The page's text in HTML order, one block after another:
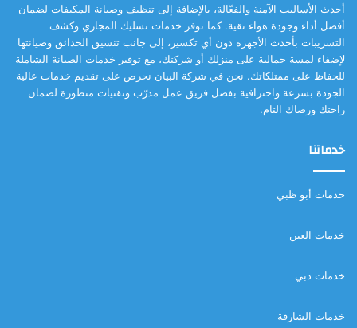
أحدث الأساليب الآمنة والفعّالة، بالإضافة إلى تنظيف وصيانة المكيفات لضمان
أفضل أداء وجودة هواء نقية. كما نوفر خدمات تسليك المجاري وكشف
التسريبات بأحدث الأجهزة دون أي تكسير، إلى جانب تنسيق الحدائق وصيانتها
لإضفاء لمسة جمالية على منزلك أو شركتك، مع توفير خدمات الصيانة الشاملة
للحفاظ على ممتلكاتك. نحن في شركة البيان نحرص على تقديم خدمات عالية
الجودة بسرعة واحترافية بفضل فريق عمل مدرّب وتقنيات متطورة لضمان
راحتك ورضاك التام.
خدماتنا
خدمات أبو ظبي
خدمات العين
خدمات دبي
خدمات الشارقة